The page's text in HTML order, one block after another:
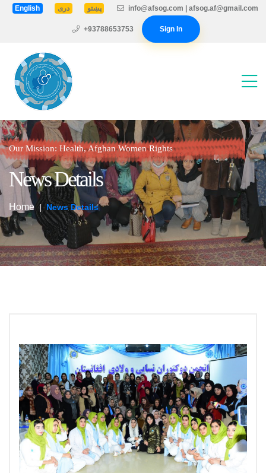
English دری پښتو info@afsog.com | afsog.af@gmail.com
+93788653753 Sign In
Our Mission: Health, Afghan Women Rights
News Details
Home News Details